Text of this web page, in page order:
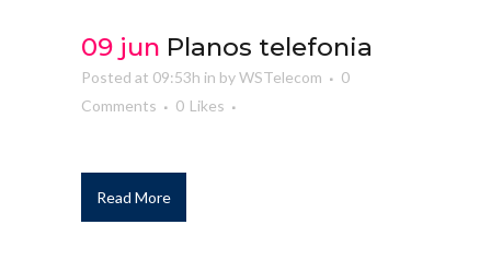
09 jun Planos telefonia
Posted at 09:53h in byWSTelecom
0
Comments
0 Likes
Read More